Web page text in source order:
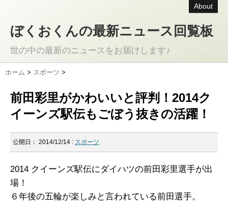
About
ぼくおくんの最新ニュース回覧板
世の中の最新のニュースをお届けします♪
ホーム > スポーツ >
前田彩里がかわいいと評判！2014ク
イーンズ駅伝もごぼう抜きの活躍！
公開日： 2014/12/14 : スポーツ
2014 クイーンズ駅伝にダイハツの前田彩里選手が出
場！
６年後の五輪が楽しみと言われている前田選手。